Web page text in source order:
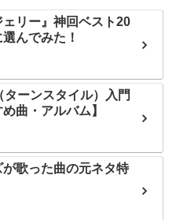
ェリー』神回ベスト20
んでみた！
ーンスタイル）入門
曲・アルバム】
が歌った曲の元ネタ特